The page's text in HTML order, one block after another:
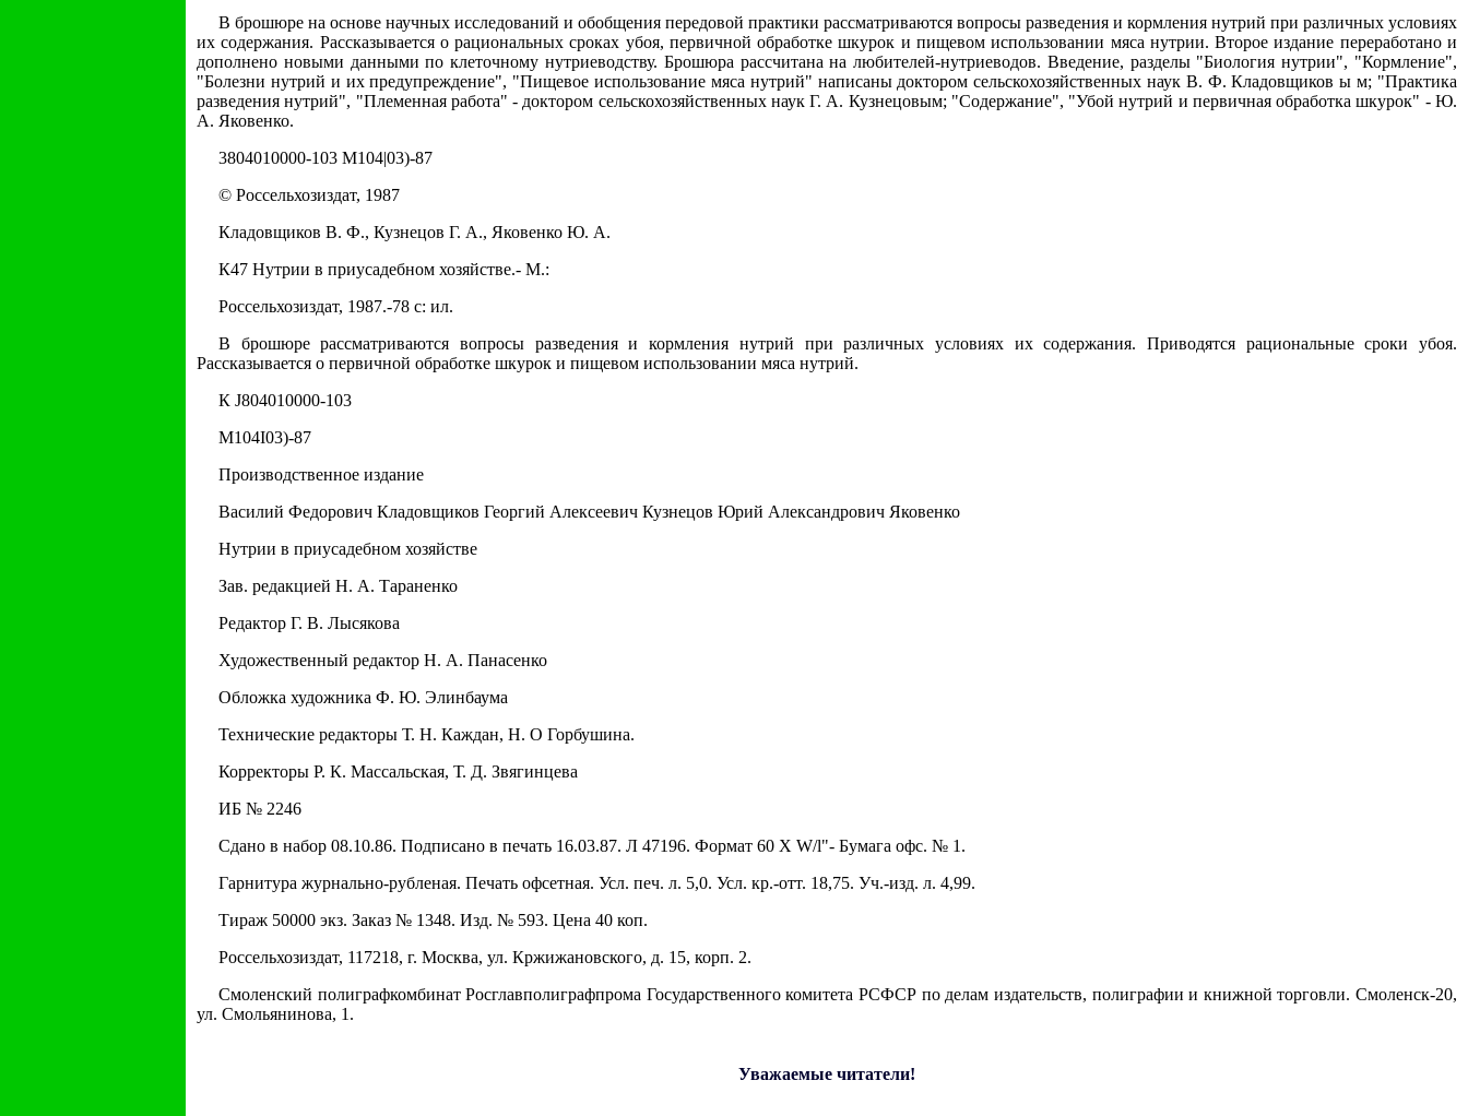
В брошюре на основе научных исследований и обобщения передовой практики рассматриваются вопросы разведения и кормления нутрий при различных условиях
их содержания. Рассказывается о рациональных сроках убоя, первичной обработке шкурок и пищевом использовании мяса нутрии. Второе издание переработано и
дополнено новыми данными по клеточному нутриеводству. Брошюра рассчитана на любителей-нутриеводов. Введение, разделы "Биология нутрии", "Кормление",
"Болезни нутрий и их предупреждение", "Пищевое использование мяса нутрий" написаны доктором сельскохозяйственных наук В. Ф. Кладовщиков ы м; "Практика
разведения нутрий", "Племенная работа" - доктором сельскохозяйственных наук Г. А. Кузнецовым; "Содержание", "Убой нутрий и первичная обработка шкурок" - Ю.
А. Яковенко.
3804010000-103 М104|03)-87
© Россельхозиздат, 1987
Кладовщиков В. Ф., Кузнецов Г. А., Яковенко Ю. А.
К47 Нутрии в приусадебном хозяйстве.- М.:
Россельхозиздат, 1987.-78 с: ил.
В брошюре рассматриваются вопросы разведения и кормления нутрий при различных условиях их содержания. Приводятся рациональные сроки убоя.
Рассказывается о первичной обработке шкурок и пищевом использовании мяса нутрий.
К J804010000-103
M104I03)-87
Производственное издание
Василий Федорович Кладовщиков Георгий Алексеевич Кузнецов Юрий Александрович Яковенко
Нутрии в приусадебном хозяйстве
Зав. редакцией H. А. Тараненко
Редактор Г. В. Лысякова
Художественный редактор H. А. Панасенко
Обложка художника Ф. Ю. Элинбаума
Технические редакторы Т. H. Каждан, Н. О Горбушина.
Корректоры Р. К. Массальская, Т. Д. Звягинцева
ИБ № 2246
Сдано в набор 08.10.86. Подписано в печать 16.03.87. Л 47196. Формат 60 X W/l"- Бумага офс. № 1.
Гарнитура журнально-рубленая. Печать офсетная. Усл. печ. л. 5,0. Усл. кр.-отт. 18,75. Уч.-изд. л. 4,99.
Тираж 50000 экз. Заказ № 1348. Изд. № 593. Цена 40 коп.
Россельхозиздат, 117218, г. Москва, ул. Кржижановского, д. 15, корп. 2.
Смоленский полиграфкомбинат Росглавполиграфпрома Государственного комитета РСФСР по делам издательств, полиграфии и книжной торговли. Смоленск-20,
ул. Смольянинова, 1.
Уважаемые читатели!